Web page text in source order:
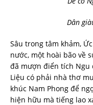
Dân
Sâu trong tâm khảm,
nước, một hoài bão về
đã mượn điển tích Ngu
Liệu có phải nhà thơ
khúc Nam Phong để
hiện hữu mà tiếng lao